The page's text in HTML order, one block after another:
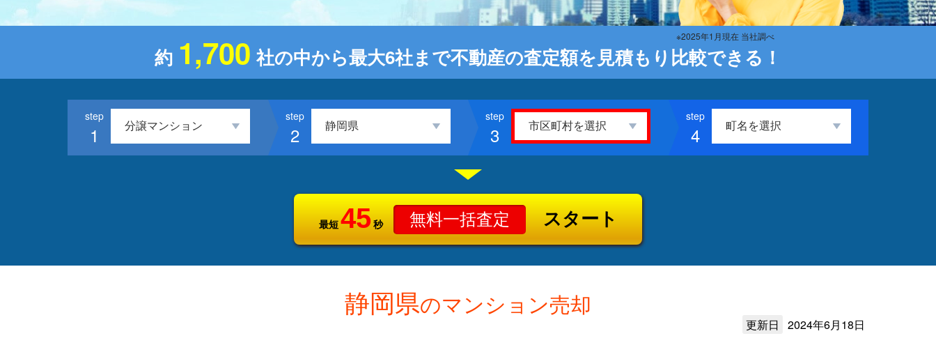
約 1,700 社の中から最大6社まで不動産の査定額を見積もり比較できる！
※2025年1月現在 当社調べ
1 2 3 4
最短45 秒 無料一括査定 スタート
静岡県のマンション売却
更新日 2024年6月18日